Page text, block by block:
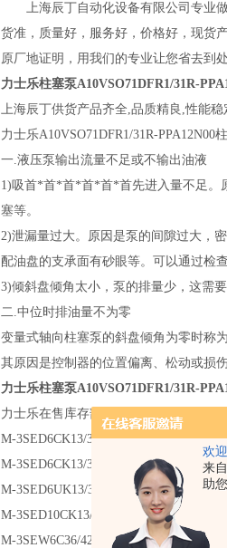
欢
来
助
上海辰丁自动化设备有限公司专业
货准 ， 质量好 ， 服务好 ， 价格好， 现货
原厂地证明，用我们的专业让您省去到
力士乐柱塞泵A10VSO71DFR1/31R-
上海辰丁供货产品齐全,品质精良,性能
力士乐A10VSO71DFR1/31R-PPA12N00
一.液压泵输出流量不足或不输出油液
1)吸首*首*首*首*首*首先进入量不足。
塞等。
2)泄漏量过大。原因是泵的间隙过大，
配油盘的支承面有砂眼等。可以通过检
3)倾斜盘倾角太小，泵的排量少，这需
二.中位时排油量不为零
变量式轴向柱塞泵的斜盘倾角为零时称
其原因是控制器的位置偏离、松动或损
力士乐柱塞泵A10VSO71DFR1/31R-
力士乐在售库存部分型号：
M-3SED6CK13/350CG205N9K4
M-3SED6CK13/350CG24N9K4
M-3SED6UK13/350CG24N9K4
M-3SED10CK13/350CG24N9K4
M-3SEW6C36/420MG24N9K4